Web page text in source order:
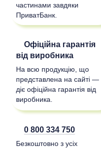
частинами завдяки
ПриватБанк.
Офіційна гарантія
від виробника
На всю продукцію, що
представлена на сайті —
діє офіційна гарантія від
виробника.
0 800 334 750
Безкоштовно з усіх